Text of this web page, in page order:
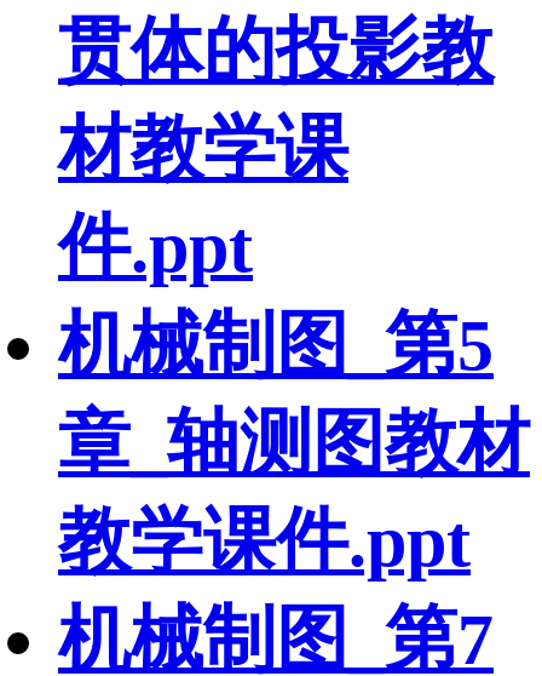
贯体的投影教
材教学课
件.ppt
机械制图_第5
章_轴测图教材
教学课件.ppt
机械制图_第7